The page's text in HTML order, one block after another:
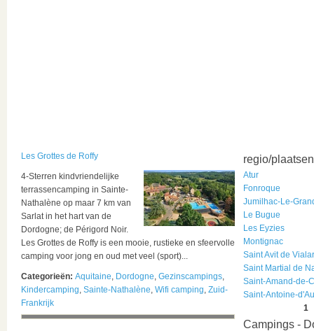
Les Grottes de Roffy
4-Sterren kindvriendelijke
terrassencamping in Sainte-
Nathalène op maar 7 km van
Sarlat in het hart van de
Dordogne; de Périgord Noir.
Les Grottes de Roffy is een mooie, rustieke en sfeervolle
camping voor jong en oud met veel (sport)...
Categorieën: Aquitaine, Dordogne, Gezinscampings,
Kindercamping, Sainte-Nathalène, Wifi camping, Zuid-
Frankrijk
regio/plaatsen
Atur
Fonroque
Jumilhac-Le-
Le Bugue
Les Eyzies
Montignac
Saint Avit de
Saint Martial de
Saint-Amand-de-
Saint-Antoine-
1
Campings -